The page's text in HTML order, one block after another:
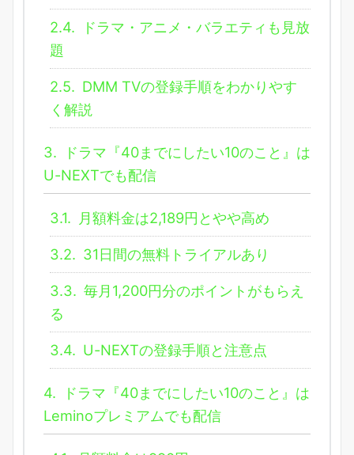
2.4.
ドラマ・アニメ・バラエティも見放
題
2.5. DMM TVの登録手順をわかりやす
く解説
3.
ドラマ『40までにしたい10のこと』は
U-NEXTでも配信
3.1. 月額料金は2,189円とやや高め
3.2. 31日間の無料トライアルあり
3.3. 毎月1,200円分のポイントがもらえ
る
3.4. U-NEXTの登録手順と注意点
4.
ドラマ『40までにしたい10のこと』は
Leminoプレミアムでも配信